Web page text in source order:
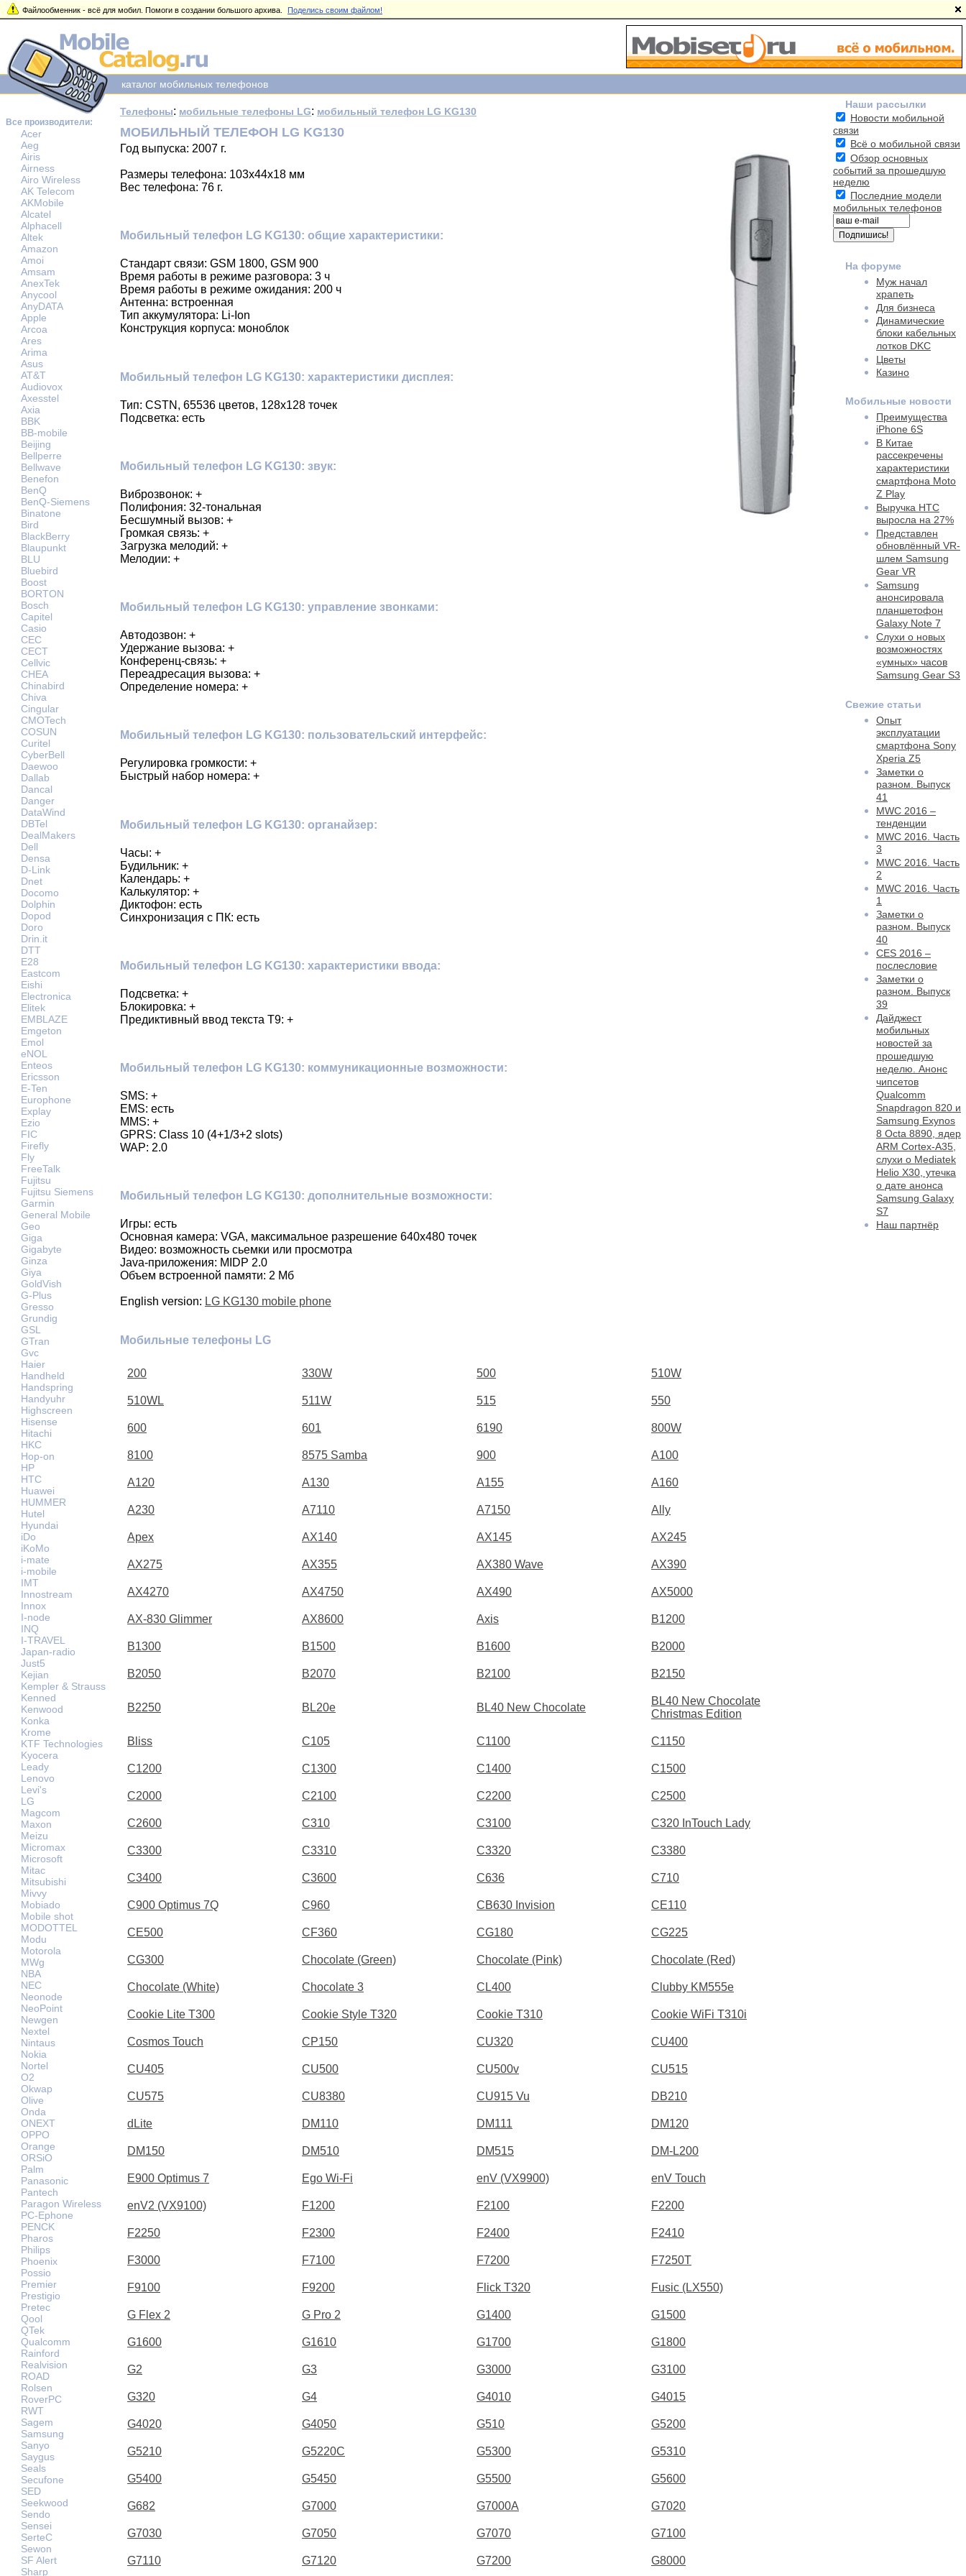
Файлообменник - всё для мобил. Помоги в создании большого архива. Поделись своим файлом!
Все производители:
Acer
Aeg
Airis
Airness
Airo Wireless
AK Telecom
AKMobile
Alcatel
Alphacell
Altek
Amazon
Amoi
Amsam
AnexTek
Anycool
AnyDATA
Apple
Arcoa
Ares
Arima
Asus
AT&T
Audiovox
Axesstel
Axia
BBK
BB-mobile
Beijing
Bellperre
Bellwave
Benefon
BenQ
BenQ-Siemens
Binatone
Bird
BlackBerry
Blaupunkt
BLU
Bluebird
Boost
BORTON
Bosch
Capitel
Casio
CEC
CECT
Cellvic
CHEA
Chinabird
Chiva
Cingular
CMOTech
COSUN
Curitel
CyberBell
Daewoo
Dallab
Dancal
Danger
DataWind
DBTel
DealMakers
Dell
Densa
D-Link
Dnet
Docomo
Dolphin
Dopod
Doro
Drin.it
DTT
E28
Eastcom
Eishi
Electronica
Elitek
EMBLAZE
Emgeton
Emol
eNOL
Enteos
Ericsson
E-Ten
Europhone
Explay
Ezio
FIC
Firefly
Fly
FreeTalk
Fujitsu
Fujitsu Siemens
Garmin
General Mobile
Geo
Giga
Gigabyte
Ginza
Giya
GoldVish
G-Plus
Gresso
Grundig
GSL
GTran
Gvc
Haier
Handheld
Handspring
Handyuhr
Highscreen
Hisense
Hitachi
HKC
Hop-on
HP
HTC
Huawei
HUMMER
Hutel
Hyundai
iDo
iKoMo
i-mate
i-mobile
IMT
Innostream
Innox
I-node
INQ
I-TRAVEL
Japan-radio
Just5
Kejian
Kempler & Strauss
Kenned
Kenwood
Konka
Krome
KTF Technologies
Kyocera
Leady
Lenovo
Levi's
LG
Magcom
Maxon
Meizu
Micromax
Microsoft
Mitac
Mitsubishi
Mivvy
Mobiado
Mobile shot
MODOTTEL
Modu
Motorola
MWg
NBA
NEC
Neonode
NeoPoint
Newgen
Nextel
Nintaus
Nokia
Nortel
O2
Okwap
Olive
Onda
ONEXT
OPPO
Orange
ORSiO
Palm
Panasonic
Pantech
Paragon Wireless
PC-Ephone
PENCK
Pharos
Philips
Phoenix
Possio
Premier
Prestigio
Pretec
Qool
QTek
Qualcomm
Rainford
Realvision
ROAD
Rolsen
RoverPC
RWT
Sagem
Samsung
Sanyo
Saygus
Seals
Secufone
SED
Seekwood
Sendo
Sensei
SerteC
Sewon
SF Alert
Sharp
каталог мобильных телефонов
Телефоны: мобильные телефоны LG: мобильный телефон LG KG130
МОБИЛЬНЫЙ ТЕЛЕФОН LG KG130
Год выпуска: 2007 г.
Размеры телефона: 103x44x18 мм
Вес телефона: 76 г.
Мобильный телефон LG KG130: общие характеристики:
Стандарт связи: GSM 1800, GSM 900
Время работы в режиме разговора: 3 ч
Время работы в режиме ожидания: 200 ч
Антенна: встроенная
Тип аккумулятора: Li-Ion
Конструкция корпуса: моноблок
Мобильный телефон LG KG130: характеристики дисплея:
Тип: CSTN, 65536 цветов, 128х128 точек
Подсветка: есть
Мобильный телефон LG KG130: звук:
Виброзвонок: +
Полифония: 32-тональная
Бесшумный вызов: +
Громкая связь: +
Загрузка мелодий: +
Мелодии: +
Мобильный телефон LG KG130: управление звонками:
Автодозвон: +
Удержание вызова: +
Конференц-связь: +
Переадресация вызова: +
Определение номера: +
Мобильный телефон LG KG130: пользовательский интерфейс:
Регулировка громкости: +
Быстрый набор номера: +
Мобильный телефон LG KG130: органайзер:
Часы: +
Будильник: +
Календарь: +
Калькулятор: +
Диктофон: есть
Синхронизация с ПК: есть
Мобильный телефон LG KG130: характеристики ввода:
Подсветка: +
Блокировка: +
Предиктивный ввод текста Т9: +
Мобильный телефон LG KG130: коммуникационные возможности:
SMS: +
EMS: есть
MMS: +
GPRS: Class 10 (4+1/3+2 slots)
WAP: 2.0
Мобильный телефон LG KG130: дополнительные возможности:
Игры: есть
Основная камера: VGA, максимальное разрешение 640х480 точек
Видео: возможность сьемки или просмотра
Java-приложения: MIDP 2.0
Объем встроенной памяти: 2 Мб
English version: LG KG130 mobile phone
Мобильные телефоны LG
200 330W 500 510W
510WL 511W 515 550
600 601 6190 800W
8100 8575 Samba 900 A100
A120 A130 A155 A160
A230 A7110 A7150 Ally
Apex AX140 AX145 AX245
AX275 AX355 AX380 Wave AX390
AX4270 AX4750 AX490 AX5000
AX-830 Glimmer AX8600 Axis B1200
B1300 B1500 B1600 B2000
B2050 B2070 B2100 B2150
B2250 BL20e BL40 New Chocolate
BL40 New Chocolate
Christmas Edition
Bliss C105 C1100 C1150
C1200 C1300 C1400 C1500
C2000 C2100 C2200 C2500
C2600 C310 C3100 C320 InTouch Lady
C3300 C3310 C3320 C3380
C3400 C3600 C636 C710
C900 Optimus 7Q C960 CB630 Invision CE110
CE500 CF360 CG180 CG225
CG300 Chocolate (Green) Chocolate (Pink) Chocolate (Red)
Chocolate (White) Chocolate 3 CL400 Clubby KM555e
Cookie Lite T300 Cookie Style T320 Cookie T310 Cookie WiFi T310i
Cosmos Touch CP150 CU320 CU400
CU405 CU500 CU500v CU515
CU575 CU8380 CU915 Vu DB210
dLite DM110 DM111 DM120
DM150 DM510 DM515 DM-L200
E900 Optimus 7 Ego Wi-Fi enV (VX9900) enV Touch
enV2 (VX9100) F1200 F2100 F2200
F2250 F2300 F2400 F2410
F3000 F7100 F7200 F7250T
F9100 F9200 Flick T320 Fusic (LX550)
G Flex 2 G Pro 2 G1400 G1500
G1600 G1610 G1700 G1800
G2 G3 G3000 G3100
G320 G4 G4010 G4015
G4020 G4050 G510 G5200
G5210 G5220C G5300 G5310
G5400 G5450 G5500 G5600
G682 G7000 G7000A G7020
G7030 G7050 G7070 G7100
G7110 G7120 G7200 G8000
Наши рассылки
Новости мобильной
связи
Всё о мобильной связи
Обзор основных
событий за прошедшую
неделю
Последние модели
мобильных телефонов
На форуме
Муж начал
храпеть
Для бизнеса
Динамические
блоки кабельных
лотков DKC
Цветы
Казино
Мобильные новости
Преимущества
iPhone 6S
В Китае
рассекречены
характеристики
смартфона Moto
Z Play
Выручка HTC
выросла на 27%
Представлен
обновлённый VR-
шлем Samsung
Gear VR
Samsung
анонсировала
планшетофон
Galaxy Note 7
Слухи о новых
возможностях
«умных» часов
Samsung Gear S3
Свежие статьи
Опыт
эксплуатации
смартфона Sony
Xperia Z5
Заметки о
разном. Выпуск
41
MWC 2016 –
тенденции
MWC 2016. Часть
3
MWC 2016. Часть
2
MWC 2016. Часть
1
Заметки о
разном. Выпуск
40
CES 2016 –
послесловие
Заметки о
разном. Выпуск
39
Дайджест
мобильных
новостей за
прошедшую
неделю. Анонс
чипсетов
Qualcomm
Snapdragon 820 и
Samsung Exynos
8 Octa 8890, ядер
ARM Cortex-A35,
слухи о Mediatek
Helio X30, утечка
о дате анонса
Samsung Galaxy
S7
Наш партнёр